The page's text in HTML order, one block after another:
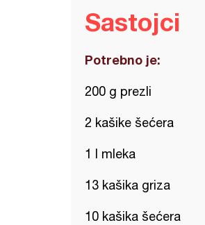
Sastojci
Potrebno je:
200 g prezli
2 kašike šećera
1 l mleka
13 kašika griza
10 kašika šećera